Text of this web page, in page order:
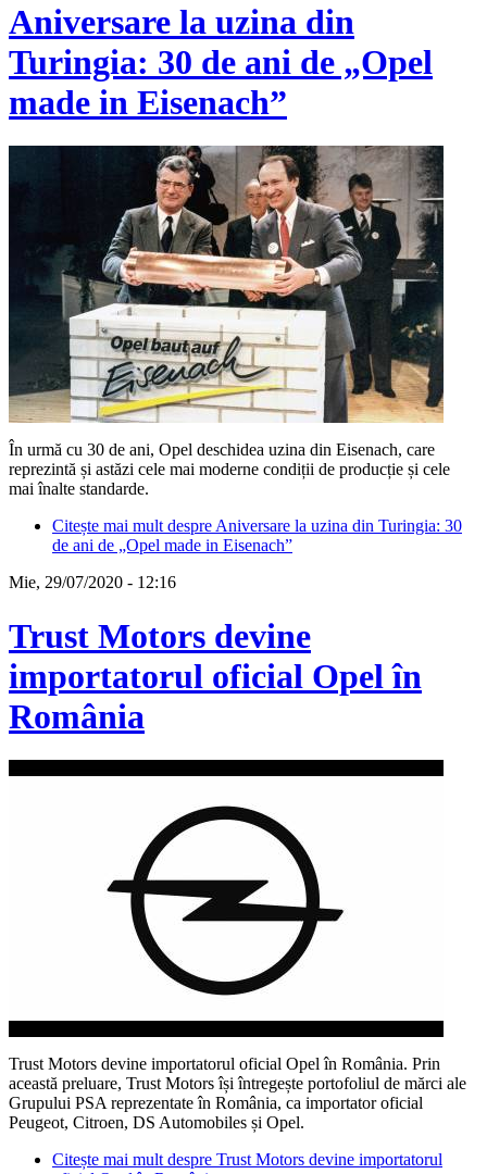
Aniversare la uzina din
Turingia: 30 de ani de „Opel
made in Eisenach”
În urmă cu 30 de ani, Opel deschidea uzina din Eisenach, care
reprezintă și astăzi cele mai moderne condiții de producție și cele
mai înalte standarde.
Citește mai mult despre Aniversare la uzina din Turingia: 30
de ani de „Opel made in Eisenach”
Mie, 29/07/2020 - 12:16
Trust Motors devine
importatorul oficial Opel în
România
Trust Motors devine importatorul oficial Opel în România. Prin
această preluare, Trust Motors își întregește portofoliul de mărci ale
Grupului PSA reprezentate în România, ca importator oficial
Peugeot, Citroen, DS Automobiles și Opel.
Citește mai mult despre Trust Motors devine importatorul